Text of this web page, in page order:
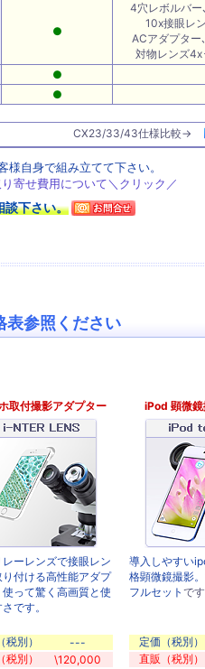
●
4穴レボルバー
10x接眼レ
ACアダプタ
対物レンズ
●
●
CX23/33/43仕様比較→
自身で組み立てて下さい。
寄せ費用について＼クリック／
談下さい。
表参照ください
取付撮影アダプター iPod 顕微鏡
ーレンズで接眼レン
り付ける高性能アダプ
使って驚く高画質と使
です。
導入しやすい
格顕微鏡撮影
フルセット です
税別）
---
税別）
\120,000
定価（税別）
直販（税別）